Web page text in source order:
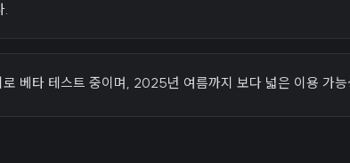
.
베타 테스트 중이며, 2025년 여름까지 보다 넓은 이용 가